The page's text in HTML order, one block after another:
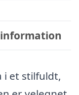
i et stilfuldt,